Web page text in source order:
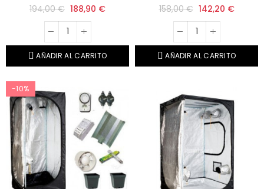
194,00 € 188,90 €
AÑADIR AL CARRITO
158,00 € 142,20 €
AÑADIR AL CARRITO
-10%